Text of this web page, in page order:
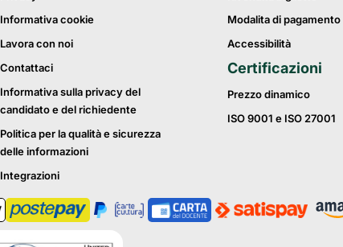
Informativa cookie
Lavora con noi
Contattaci
Informativa sulla privacy del
candidato e del richiedente
Politica per la qualità e sicurezza
delle informazioni
Integrazioni
Modalita di pagamento
Accessibilità
Certificazioni
Prezzo dinamico
ISO 9001 e ISO 27001